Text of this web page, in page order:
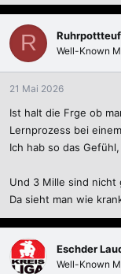
a
k
i
o
n
n
:
R Well-Known
21 Mai 2026
Ist halt die Frge ob
Lernprozess bei
Ich hab so das
Und 3 Mille sind nicht
Da sieht man wie
Eschder
Well-Known